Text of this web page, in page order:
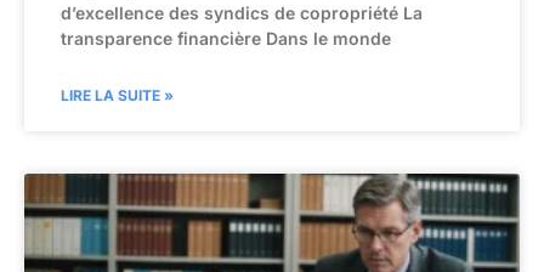
d’excellence des syndics de copropriété La
transparence financière Dans le monde
LIRE LA SUITE »